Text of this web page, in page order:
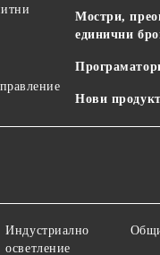
Мостри,
единични
Нови
Индустриално
осветление